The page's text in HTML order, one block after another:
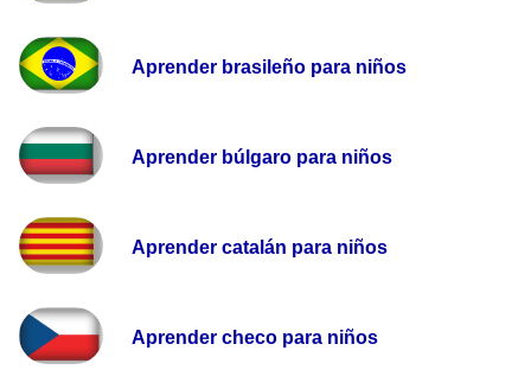
Aprender brasileño para niños
Aprender búlgaro para niños
Aprender catalán para niños
Aprender checo para niños